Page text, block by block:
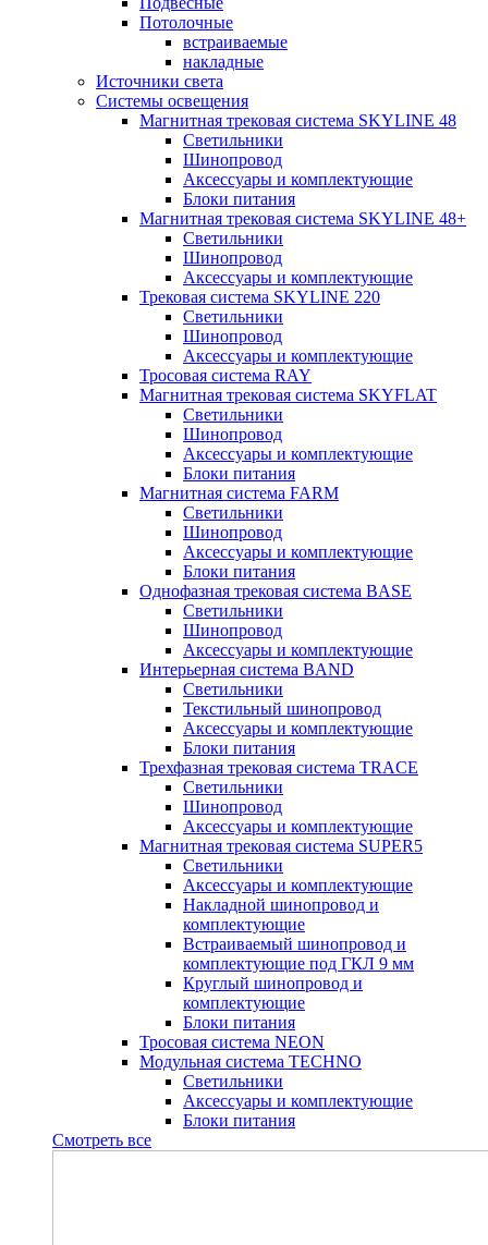
Потолочные
встраиваемые
накладные
Источники света
Системы освещения
Магнитная трековая система SKYLINE 48
Светильники
Шинопровод
Аксессуары и комплектующие
Блоки питания
Магнитная трековая система SKYLINE 48+
Светильники
Шинопровод
Аксессуары и комплектующие
Трековая система SKYLINE 220
Светильники
Шинопровод
Аксессуары и комплектующие
Тросовая система RAY
Магнитная трековая система SKYFLAT
Светильники
Шинопровод
Аксессуары и комплектующие
Блоки питания
Магнитная система FARM
Светильники
Шинопровод
Аксессуары и комплектующие
Блоки питания
Однофазная трековая система BASE
Светильники
Шинопровод
Аксессуары и комплектующие
Интерьерная система BAND
Светильники
Текстильный шинопровод
Аксессуары и комплектующие
Блоки питания
Трехфазная трековая система TRACE
Светильники
Шинопровод
Аксессуары и комплектующие
Магнитная трековая система SUPER5
Светильники
Аксессуары и комплектующие
Накладной шинопровод и
комплектующие
Встраиваемый шинопровод и
комплектующие под ГКЛ 9 мм
Круглый шинопровод и
комплектующие
Блоки питания
Тросовая система NEON
Модульная система TECHNO
Светильники
Аксессуары и комплектующие
Блоки питания
Смотреть все